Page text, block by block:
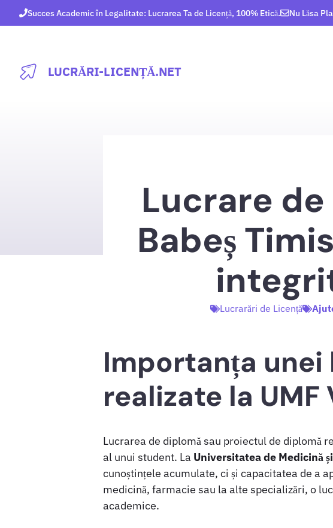
la
Succes Academic în Legalitate: Lucrarea Ta de Licență, 100% Etică. Nu Lăsa
LUCRĂRI-LICENȚĂ.NET
Lucrare
Babeș
Lucrarări de Licență
Importanța
realizate la UMF
Lucrarea de diplomă sau proiectul de diplomă
al unui student. La Universitatea de Medicină
cunoștințele acumulate, ci și capacitatea de a
medicină, farmacie sau la alte specializări, o
academice.